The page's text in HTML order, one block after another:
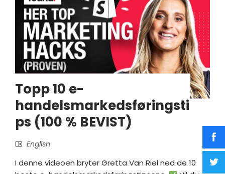
Topp 10 e-
handelsmarkedsføringsti
ps (100 % BEVIST)
English
I denne videoen bryter Gretta Van Riel ned de 10